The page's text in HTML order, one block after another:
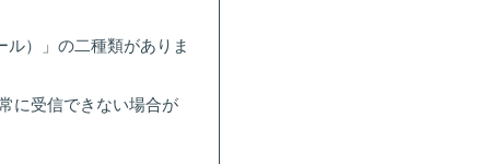
）」の二種類がありま
に受信できない場合が